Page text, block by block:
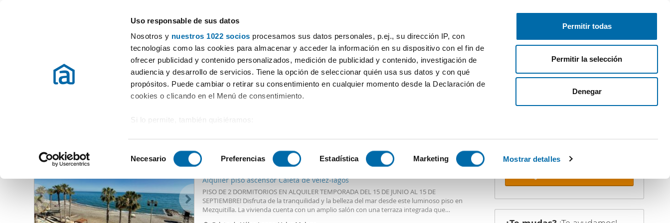
Uso responsable de sus datos
Nosotros y nuestros 1022 socios procesamos sus datos personales, p.ej., su dirección IP, con
tecnologías como las cookies para almacenar y acceder la información en su dispositivo con el fin de
ofrecer publicidad y contenido personalizados, medición de publicidad y contenido, investigación de
audiencia y desarrollo de servicios. Tiene la opción de seleccionar quién usa sus datos y con qué
propósitos. Puede cambiar o retirar su consentimiento en cualquier momento desde la Declaración de
cookies o clicando en el Menú de consentimiento.
Si lo permite, también quisiéramos:
Identificar su dispositivo analizándolo activamente para buscar características específicas (huellas
Obtenga más información sobre cómo se procesan sus datos personales y establezca sus
preferencias en la
sección de datos . Puede cambiar o retirar su consentimiento en cualquier momento
en la Declaración de cookies.
e
e
c
c
Necesario Preferencias Estadística Marketing Mostrar detalles
Permitir todas
Permitir la selección
Denegar
Publica gratis Inicia sesión
Habitaciones Más filtros - 1
Alquiler pisos Málaga Alquiler Pisos Lagos
(0 viviendas)
2 2 Hab 1 Baño
Alquiler piso ascensor Caleta de vélez-lagos
PISO DE 2 DORMITORIOS EN ALQUILER TEMPORADA DEL 15 DE JUNIO AL 15 DE
SEPTIEMBRE! Disfruta de la tranquilidad y la belleza del mar desde este luminoso piso en
Mezquitilla. La vivienda cuenta con un amplio salón con una terraza integrada que
No dejes que te adelanten. Recibe en